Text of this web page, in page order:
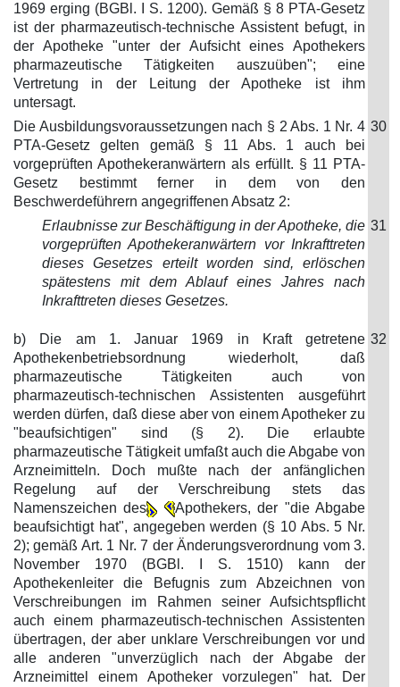
1969 erging (BGBl. I S. 1200). Gemäß § 8 PTA-Gesetz
ist der pharmazeutisch-technische Assistent befugt, in
der Apotheke "unter der Aufsicht eines Apothekers
pharmazeutische Tätigkeiten auszuüben"; eine
Vertretung in der Leitung der Apotheke ist ihm
untersagt.
Die Ausbildungsvoraussetzungen nach § 2 Abs. 1 Nr. 4
PTA-Gesetz gelten gemäß § 11 Abs. 1 auch bei
vorgeprüften Apothekeranwärtern als erfüllt. § 11 PTA-
Gesetz bestimmt ferner in dem von den
Beschwerdeführern angegriffenen Absatz 2:
30
Erlaubnisse zur Beschäftigung in der Apotheke, die
vorgeprüften Apothekeranwärtern vor Inkrafttreten
dieses Gesetzes erteilt worden sind, erlöschen
spätestens mit dem Ablauf eines Jahres nach
Inkrafttreten dieses Gesetzes.
31
b) Die am 1. Januar 1969 in Kraft getretene
Apothekenbetriebsordnung wiederholt, daß
pharmazeutische Tätigkeiten auch von
pharmazeutisch-technischen Assistenten ausgeführt
werden dürfen, daß diese aber von einem Apotheker zu
"beaufsichtigen" sind (§ 2). Die erlaubte
pharmazeutische Tätigkeit umfaßt auch die Abgabe von
Arzneimitteln. Doch mußte nach der anfänglichen
Regelung auf der Verschreibung stets das
Namenszeichen des
Apothekers, der "die Abgabe
beaufsichtigt hat", angegeben werden (§ 10 Abs. 5 Nr.
2); gemäß Art. 1 Nr. 7 der Änderungsverordnung vom 3.
November 1970 (BGBl. I S. 1510) kann der
Apothekenleiter die Befugnis zum Abzeichnen von
Verschreibungen im Rahmen seiner Aufsichtspflicht
auch einem pharmazeutisch-technischen Assistenten
übertragen, der aber unklare Verschreibungen vor und
alle anderen "unverzüglich nach der Abgabe der
Arzneimittel einem Apotheker vorzulegen" hat. Der
32